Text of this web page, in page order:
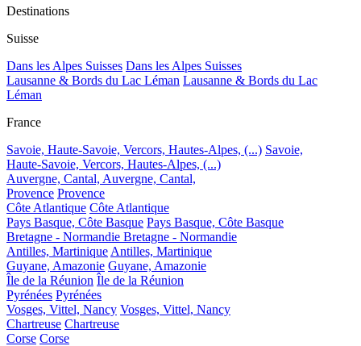
Destinations
Suisse
Dans les Alpes Suisses Dans les Alpes Suisses
Lausanne & Bords du Lac Léman Lausanne & Bords du Lac
Léman
France
Savoie, Haute-Savoie, Vercors, Hautes-Alpes, (...) Savoie,
Haute-Savoie, Vercors, Hautes-Alpes, (...)
Auvergne, Cantal, Auvergne, Cantal,
Provence Provence
Côte Atlantique Côte Atlantique
Pays Basque, Côte Basque Pays Basque, Côte Basque
Bretagne - Normandie Bretagne - Normandie
Antilles, Martinique Antilles, Martinique
Guyane, Amazonie Guyane, Amazonie
Île de la Réunion Île de la Réunion
Pyrénées Pyrénées
Vosges, Vittel, Nancy Vosges, Vittel, Nancy
Chartreuse Chartreuse
Corse Corse